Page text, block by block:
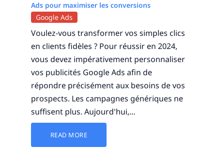
Ads pour maximiser les conversions
Google Ads
Voulez-vous transformer vos simples clics
en clients fidèles ? Pour réussir en 2024,
vous devez impérativement personnaliser
vos publicités Google Ads afin de
répondre précisément aux besoins de vos
prospects. Les campagnes génériques ne
suffisent plus. Aujourd'hui,...
READ MORE